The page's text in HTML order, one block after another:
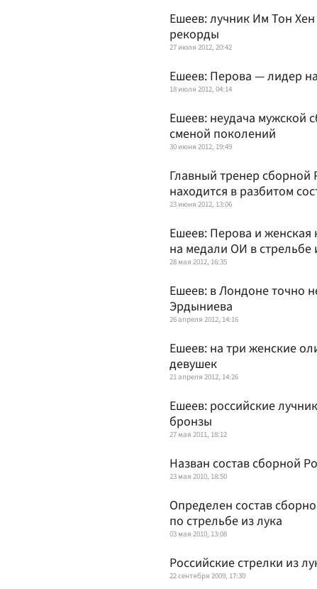
Ешеев: лучник Им Тон
рекорды
27 июля 2012, 20:42
Ешеев: Перова — лидер
18 июля 2012, 04:14
Ешеев: неудача мужской
сменой поколений
30 июня 2012, 19:49
Главный тренер сборной
находится в разбитом
23 июня 2012, 13:06
Ешеев: Перова и
на медали ОИ в стрельбе
28 мая 2012, 16:35
Ешеев: в Лондоне точно
Эрдыниева
26 апреля 2012, 14:16
Ешеев: на три женские
девушек
21 апреля 2012, 14:26
Ешеев: российские
бронзы
27 мая 2011, 18:12
Назван состав сборной
23 мая 2010, 18:50
Определен состав
по стрельбе из лука
03 мая 2010, 13:08
Российские стрелки из
22 сентября 2009, 17:30